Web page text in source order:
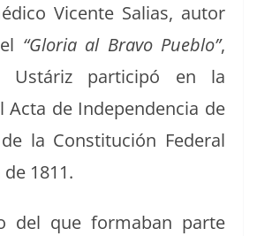
Vicente Salias, autor
“Glo­ria al Bra­vo Pueblo”,
Ustáriz par­ticipó en la
Acta de Inde­pen­den­cia de
la Con­sti­tu­ción Fed­er­al
1811.
del que forma­ban parte